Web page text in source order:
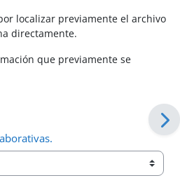
localizar previamente el archivo
directamente.
que previamente se